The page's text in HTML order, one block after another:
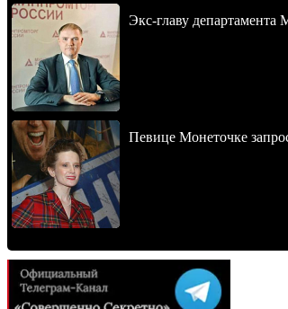
Экс-главу
Певице Монеточке